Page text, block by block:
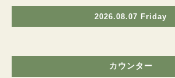
2026.08.07 Friday
カウンター